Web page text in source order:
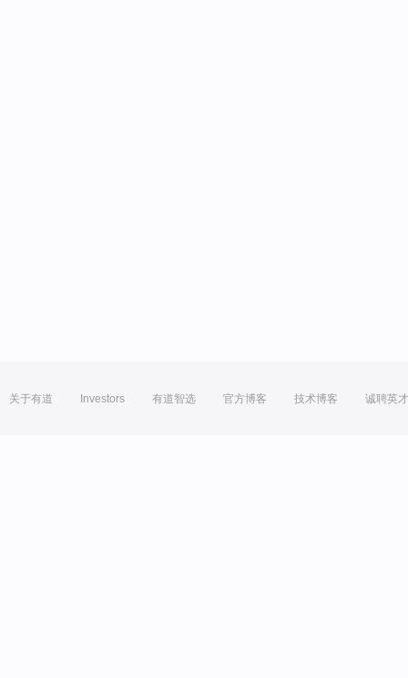
关于有道 Investors 有道智选 官方博客 技术博客 诚聘英才